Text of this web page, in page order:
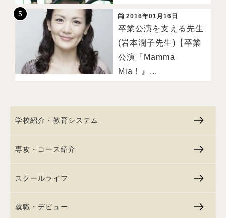
2016年01月16日
卒業公演を支える先生
(岩本潤子先生)【卒業
公演『Mamma
Mia！』...
学校紹介・教育システム
専攻・コース紹介
スクールライフ
就職・デビュー